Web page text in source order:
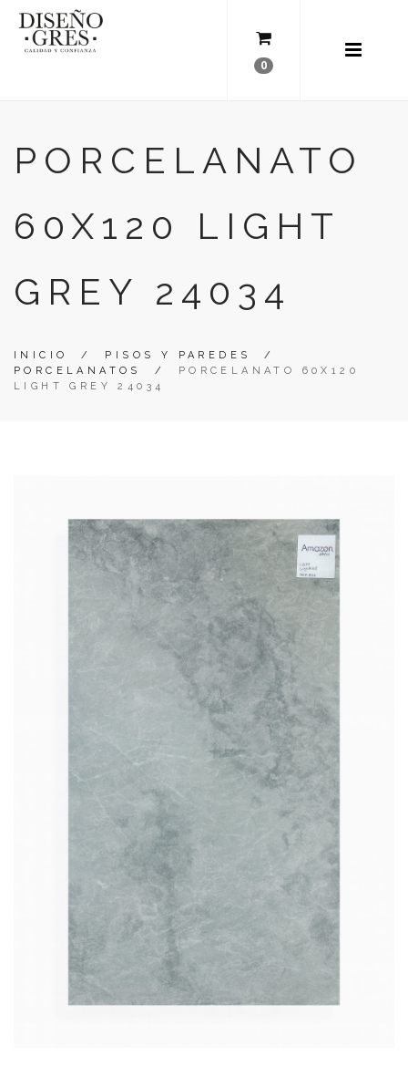
0
PORCELANATO
60X120 LIGHT
GREY 24034
INICIO / PISOS Y PAREDES
/
PORCELANATOS
/ PORCELANATO 60X120
LIGHT GREY 24034